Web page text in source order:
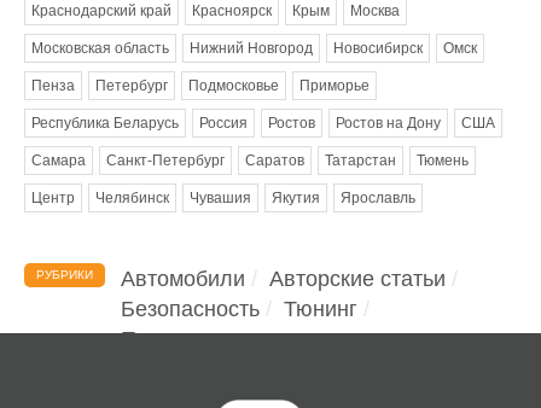
Краснодарский край Красноярск Крым Москва
Московская область Нижний Новгород Новосибирск Омск
Пенза Петербург Подмосковье Приморье
Республика Беларусь Россия Ростов Ростов на Дону США
Самара Санкт-Петербург Саратов Татарстан Тюмень
Центр Челябинск Чувашия Якутия Ярославль
РУБРИКИ Автомобили
Авторские статьи
Безопасность
Тюнинг
Помощь водителю